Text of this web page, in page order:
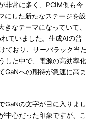
非常に多く、PCIM側も今
にした新たなステージを設
なテーマになっていて、
ていました。生成AIの普
ており、サーバラック当た
した中で、電源の高効率化
GaNへの期待が急速に高ま
GaNの文字が目に入りまし
中心だった印象ですが、こ